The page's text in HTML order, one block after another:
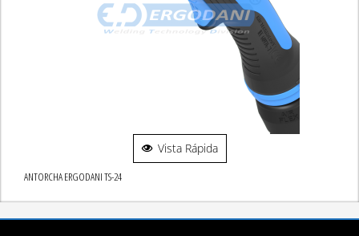
Vista Rápida
ANTORCHA ERGODANI TS-24